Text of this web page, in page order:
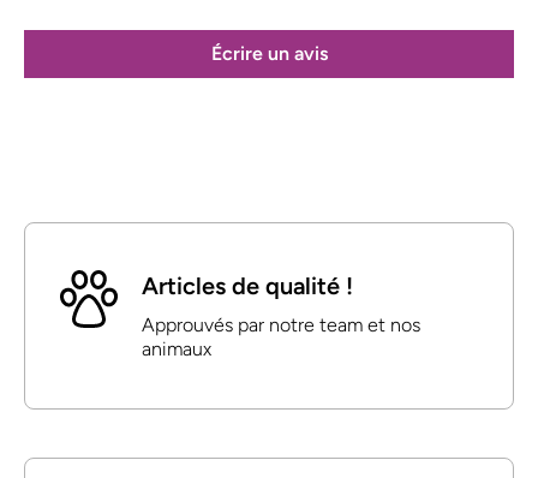
Écrire un avis
Articles de qualité !
Approuvés par notre team et nos
animaux